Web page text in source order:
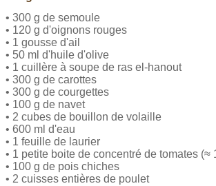
• 300 g de semoule
• 120 g d'oignons rouges
• 1 gousse d'ail
• 50 ml d'huile d'olive
• 1 cuillère à soupe de ras el-hanout
• 300 g de carottes
• 300 g de courgettes
• 100 g de navet
• 2 cubes de bouillon de volaille
• 600 ml d'eau
• 1 feuille de laurier
• 1 petite boite de concentré de tomates (≈
• 100 g de pois chiches
• 2 cuisses entières de poulet